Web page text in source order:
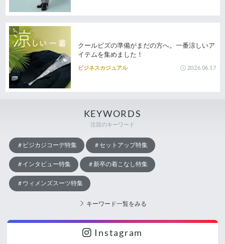
クールビズの準備がまだの方へ。一番涼しいア
イテムを集めました！
ビジネスカジュアル 2026.06.17
KEYWORDS
注目のキーワード
ビジカジコーデ特集 セットアップ特集
インタビュー特集 新卒の着こなし特集
ウィメンズスーツ特集
キーワード一覧をみる
Instagram